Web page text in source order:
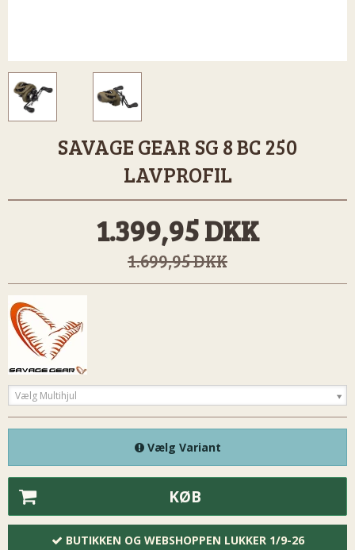
SAVAGE GEAR SG 8 BC 250
LAVPROFIL
1.399,95 DKK
1.699,95 DKK
Vælg Multihjul
Vælg Variant
KØB
BUTIKKEN OG WEBSHOPPEN LUKKER 1/9-26